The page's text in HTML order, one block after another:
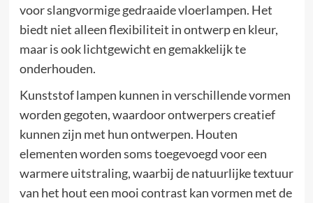
voor slangvormige gedraaide vloerlampen. Het
biedt niet alleen flexibiliteit in ontwerp en kleur,
maar is ook lichtgewicht en gemakkelijk te
onderhouden.
Kunststof lampen kunnen in verschillende vormen
worden gegoten, waardoor ontwerpers creatief
kunnen zijn met hun ontwerpen. Houten
elementen worden soms toegevoegd voor een
warmere uitstraling, waarbij de natuurlijke textuur
van het hout een mooi contrast kan vormen met de